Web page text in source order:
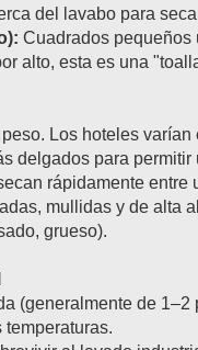
del lavabo para
Cuadrados pequeños
alto, esta es una
Los hoteles
delgados para
rápidamente entre
mullidas y de alta
grueso).
(generalmente de